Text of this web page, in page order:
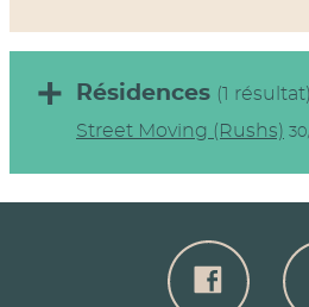
Résidences (1 résultat)
Street Moving (Rushs)